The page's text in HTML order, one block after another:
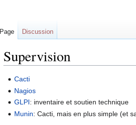
Supervision
Sauter
navigation
Sauter
recherche
Cacti
Nagios
GLPI: inventaire et soutien technique
Munin: Cacti, mais en plus simple (et
Page Discussion